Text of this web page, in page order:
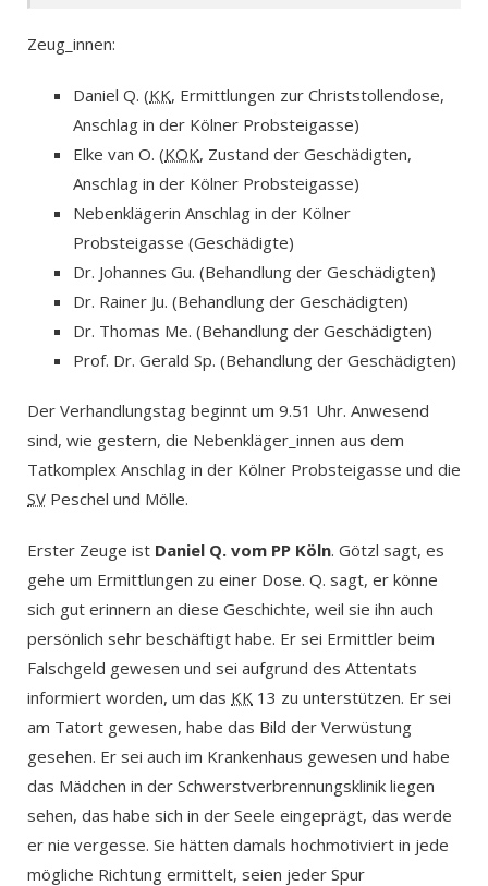
Zeug_innen:
Daniel Q. (KK, Ermittlungen zur Christstollendose,
Anschlag in der Kölner Probsteigasse)
Elke van O. (KOK, Zustand der Geschädigten,
Anschlag in der Kölner Probsteigasse)
Nebenklägerin Anschlag in der Kölner
Probsteigasse (Geschädigte)
Dr. Johannes Gu. (Behandlung der Geschädigten)
Dr. Rainer Ju. (Behandlung der Geschädigten)
Dr. Thomas Me. (Behandlung der Geschädigten)
Prof. Dr. Gerald Sp. (Behandlung der Geschädigten)
Der Verhandlungstag beginnt um 9.51 Uhr. Anwesend
sind, wie gestern, die Nebenkläger_innen aus dem
Tatkomplex Anschlag in der Kölner Probsteigasse und die
SV Peschel und Mölle.
Erster Zeuge ist Daniel Q. vom PP Köln. Götzl sagt, es
gehe um Ermittlungen zu einer Dose. Q. sagt, er könne
sich gut erinnern an diese Geschichte, weil sie ihn auch
persönlich sehr beschäftigt habe. Er sei Ermittler beim
Falschgeld gewesen und sei aufgrund des Attentats
informiert worden, um das KK 13 zu unterstützen. Er sei
am Tatort gewesen, habe das Bild der Verwüstung
gesehen. Er sei auch im Krankenhaus gewesen und habe
das Mädchen in der Schwerstverbrennungsklinik liegen
sehen, das habe sich in der Seele eingeprägt, das werde
er nie vergesse. Sie hätten damals hochmotiviert in jede
mögliche Richtung ermittelt, seien jeder Spur